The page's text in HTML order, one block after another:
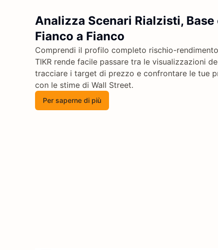
Analizza Scenari Rialzisti, Base
Fianco a Fianco
Comprendi il profilo completo rischio-
TIKR rende facile passare tra le visualizzazioni
tracciare i target di prezzo e confrontare le tue
con le stime di Wall Street.
Per saperne di più